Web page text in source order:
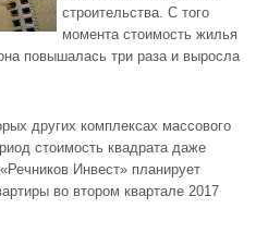
строительства. С того
момента стоимость жилья
повышалась три раза и выросла
других комплексах массового
стоимость квадрата даже
Инвест» планирует
во втором квартале 2017